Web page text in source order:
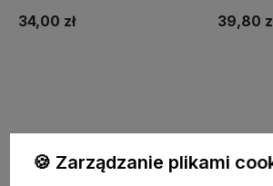
34,00 zł 39,80
🍪 Zarządzanie plikami